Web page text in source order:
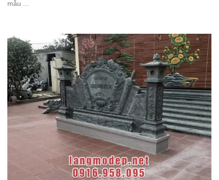
mẫu ...